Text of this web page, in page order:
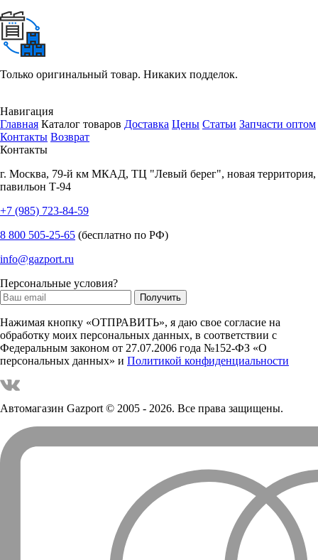
Только оригинальный товар. Никаких подделок.
Навигация
Главная Каталог товаров Доставка Цены Статьи Запчасти оптом
Контакты Возврат
Контакты
г. Москва, 79-й км МКАД, ТЦ "Левый берег", новая территория,
павильон Т-94
+7 (985) 723-84-59
8 800 505-25-65 (бесплатно по РФ)
info@gazport.ru
Персональные условия?
Нажимая кнопку «ОТПРАВИТЬ», я даю свое согласие на
обработку моих персональных данных, в соответствии с
Федеральным законом от 27.07.2006 года №152-ФЗ «О
персональных данных» и Политикой конфиденциальности
Автомагазин Gazport© 2005 - 2026. Все права защищены.